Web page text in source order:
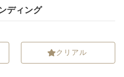
ディング
クリアル